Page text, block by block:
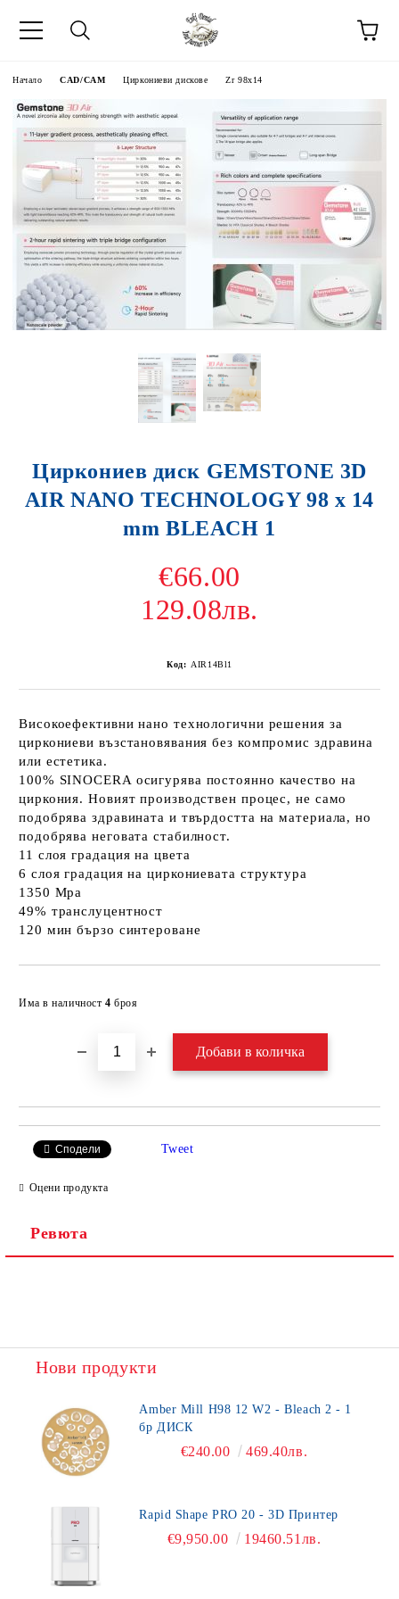
Начало CAD/CAM Циркониеви дискове Zr 98x14
Циркониев диск GEMSTONE 3D
AIR NANO TECHNOLOGY 98 x 14
mm BLEACH 1
€66.00
129.08лв.
Код: AIR14Bl1
Високоефективни нано технологични решения за
циркониеви възстановявания без компромис здравина
или естетика.
100% SINOCERA осигурява постоянно качество на
циркония. Новият производствен процес, не само
подобрява здравината и твърдостта на материала, но
подобрява неговата стабилност.
11 слоя градация на цвета
6 слоя градация на циркониевата структура
1350 Mpa
49% транслуцентност
120 мин бързо синтероване
Има в наличност 4 броя
Сподели Tweet
Оцени продукта
Ревюта
Нови продукти
Amber Mill H98 12 W2 - Bleach 2 - 1
бр ДИСК
€240.00 469.40лв.
Rapid Shape PRO 20 - 3D Принтер
€9,950.00 19460.51лв.